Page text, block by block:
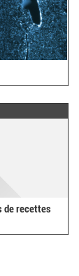
de recettes